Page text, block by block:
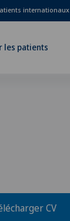
internationaux
les patients
CV